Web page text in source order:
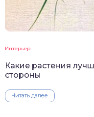
Интерьер
Какие растения
стороны
Читать далее